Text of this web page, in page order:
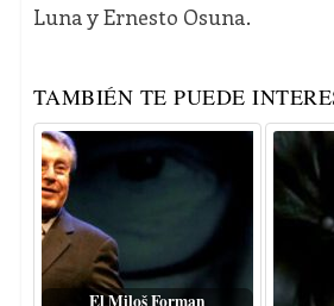
Luna y Ernesto Osuna.
TAMBIÉN TE PUEDE